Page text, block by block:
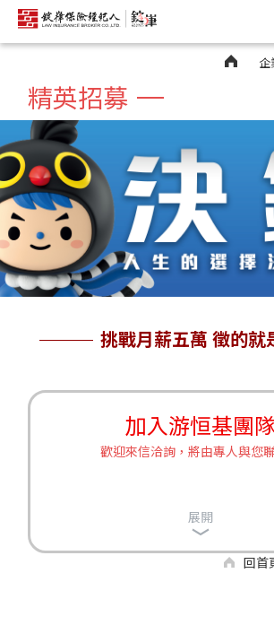
企
精英招募
挑戰月薪五萬 徵的就
展開
加入游恒基團隊
歡迎來信洽詢，將由專人與您
回首